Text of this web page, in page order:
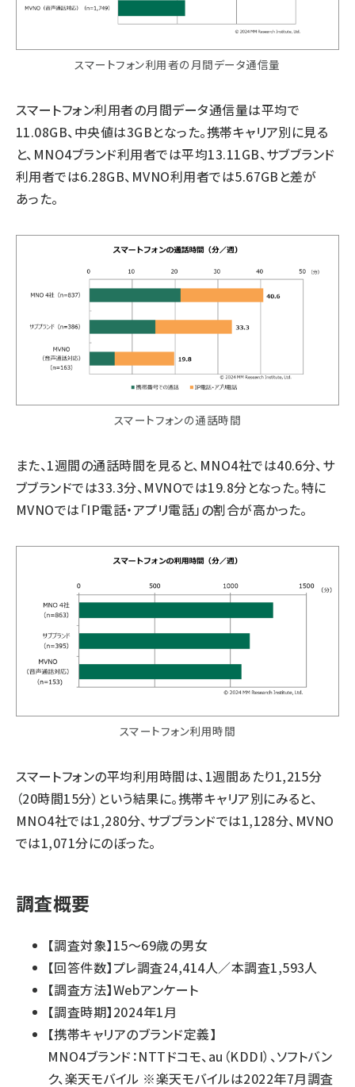
スマートフォン利用者の月間データ通信量
スマートフォン利用者の月間データ通信量は平均で
11.08GB、中央値は3GBとなった。携帯キャリア別に見る
と、MNO4ブランド利用者では平均13.11GB、サブブランド
利用者では6.28GB、MVNO利用者では5.67GBと差が
あった。
スマートフォンの通話時間
また、1週間の通話時間を見ると、MNO4社では40.6分、サ
ブブランドでは33.3分、MVNOでは19.8分となった。特に
MVNOでは「IP電話・アプリ電話」の割合が高かった。
スマートフォン利用時間
スマートフォンの平均利用時間は、1週間あたり1,215分
（20時間15分）という結果に。携帯キャリア別にみると、
MNO4社では1,280分、サブブランドでは1,128分、MVNO
では1,071分にのぼった。
調査概要
【調査対象】15～69歳の男女
【回答件数】プレ調査24,414人／本調査1,593人
【調査方法】Webアンケート
【調査時期】2024年1月
【携帯キャリアのブランド定義】
MNO4ブランド：NTTドコモ、au（KDDI）、ソフトバン
ク、楽天モバイル ※楽天モバイルは2022年7月調査